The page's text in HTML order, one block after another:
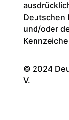
Deutschen
und/oder
© 2024
V.